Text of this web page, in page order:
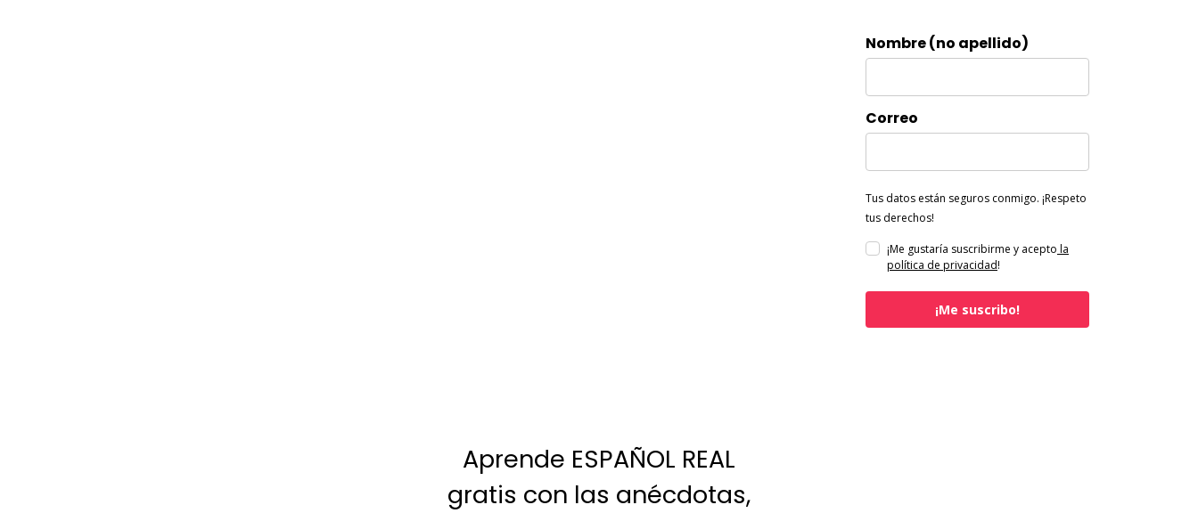
Nombre (no apellido)
Correo
Tus datos están seguros conmigo. ¡Respeto
tus derechos!
¡Me gustaría suscribirme y acepto la
política de privacidad!
¡Me suscribo!
Aprende ESPAÑOL REAL
gratis con las anécdotas,